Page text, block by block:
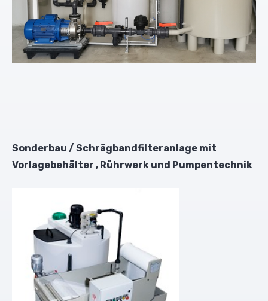
Sonderbau / Schrägbandfilteranlage mit
Vorlagebehälter , Rührwerk und Pumpentechnik